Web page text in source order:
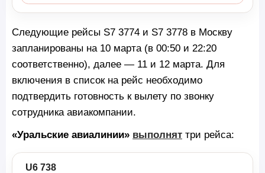
Следующие рейсы S7 3774 и S7 3778 в Москву
запланированы на 10 марта (в 00:50 и 22:20
соответственно), далее — 11 и 12 марта. Для
включения в список на рейс необходимо
подтвердить готовность к вылету по звонку
сотрудника авиакомпании.
«Уральские авиалинии» выполнят три рейса:
U6 738